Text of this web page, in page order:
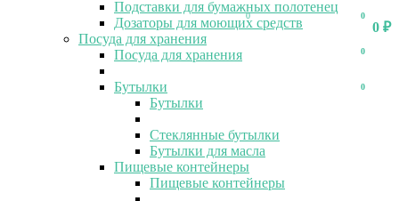
0
0 ₽
0
0
0
Подставки для бумажных полотенец
Дозаторы для моющих средств
Посуда для хранения
Посуда для хранения
Бутылки
Бутылки
Стеклянные бутылки
Бутылки для масла
Пищевые контейнеры
Пищевые контейнеры